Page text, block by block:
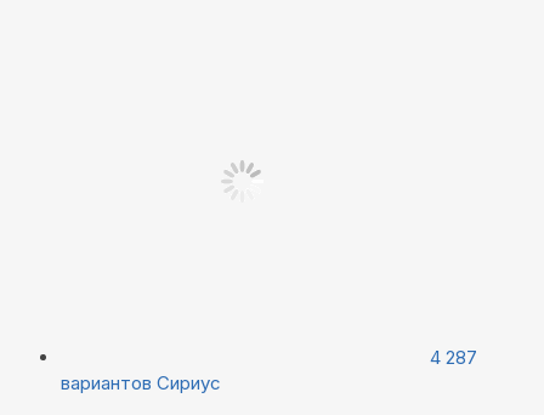
4 287
вариантов Сириус